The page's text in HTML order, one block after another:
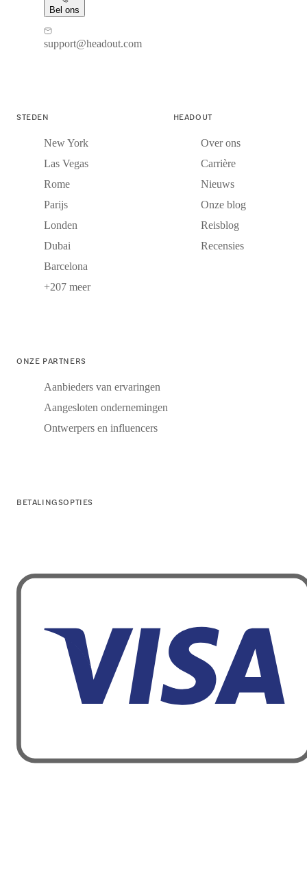
Bel ons
support@headout.com
STEDEN
New York
Las Vegas
Rome
Parijs
Londen
Dubai
Barcelona
+207 meer
HEADOUT
Over ons
Carrière
Nieuws
Onze blog
Reisblog
Recensies
ONZE PARTNERS
Aanbieders van ervaringen
Aangesloten ondernemingen
Ontwerpers en influencers
BETALINGSOPTIES